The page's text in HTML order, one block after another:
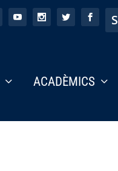
ACADÈMICS